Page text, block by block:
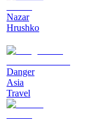
Nazar
Hrushko
Danger
Asia
Travel